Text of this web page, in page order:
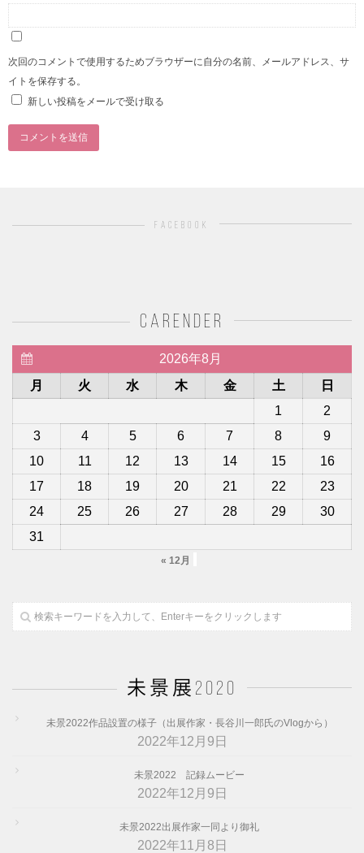
次回のコメントで使用するためブラウザーに自分の名前、メールアドレス、サ
イトを保存する。
新しい投稿をメールで受け取る
facebook
carender
2026年8月
月
火 水 木 金 土
日
1
2
3
4 5 6 7 8
9
10
11 12 13 14 15
16
17
18 19 20 21 22
23
24
25 26 27 28 29
30
31
« 12月
未景展2020
未景2022作品設置の様子（出展作家・長谷川一郎氏のVlogから）
2022年12月9日
未景2022 記録ムービー
2022年12月9日
未景2022出展作家一同より御礼
2022年11月8日